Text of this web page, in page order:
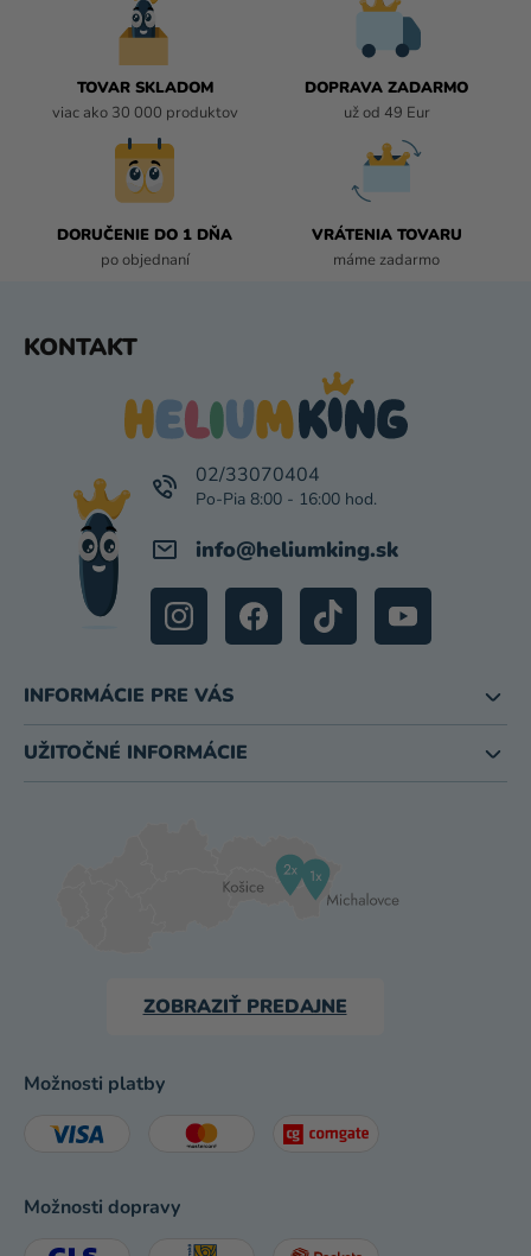
TOVAR SKLADOM
viac ako 30 000 produktov
DOPRAVA ZADARMO
už od 49 Eur
DORUČENIE DO 1 DŇA
po objednaní
VRÁTENIA TOVARU
máme zadarmo
KONTAKT
info@heliumking.sk
02/33070404
INFORMÁCIE PRE VÁS
UŽITOČNÉ INFORMÁCIE
ZOBRAZIŤ PREDAJNE
Možnosti platby
Možnosti dopravy